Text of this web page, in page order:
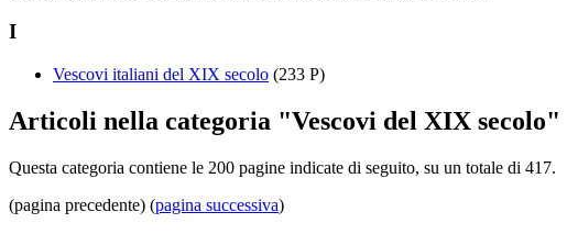
I
Vescovi italiani del XIX secolo (233 P)
Articoli nella categoria "Vescovi del XIX secolo"
Questa categoria contiene le 200 pagine indicate di seguito, su un totale di 417.
(pagina precedente) (pagina successiva)